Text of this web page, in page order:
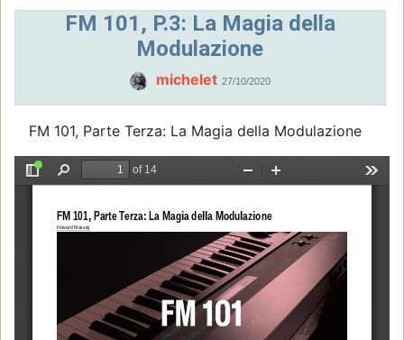
FM 101, P.3: La Magia della
Modulazione
michelet 27/10/2020
FM 101, Parte Terza: La Magia della Modulazione